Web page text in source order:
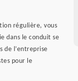
régulière, vous
dans le conduit se
de l’entreprise
pour le